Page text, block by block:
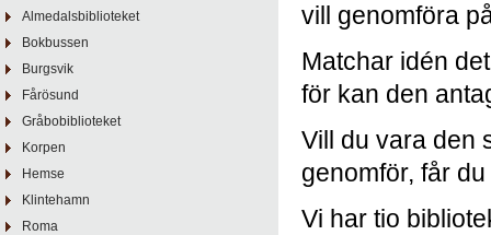
Almedalsbiblioteket
Bokbussen
Burgsvik
Fårösund
Gråbobiblioteket
Korpen
Hemse
Klintehamn
Roma
vill genomföra
Matchar idén
för kan den
Vill du vara den
genomför, får
Vi har tio